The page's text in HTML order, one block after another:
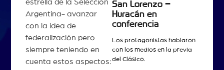
estrella de la Selección
Argentina- avanzar
con la idea de
federalización pero
siempre teniendo en
cuenta estos aspectos:
San Lorenzo –
Huracán en
conferencia
Los protagonistas hablaron
con los medios en la previa
del Clásico.